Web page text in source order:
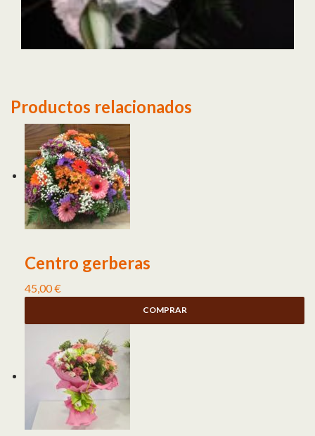
Productos relacionados
Centro gerberas
45,00€
COMPRAR